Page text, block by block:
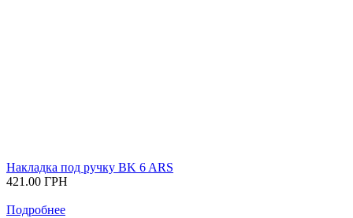
Накладка под ручку BK 6 ARS
421.00 ГРН
Подробнее